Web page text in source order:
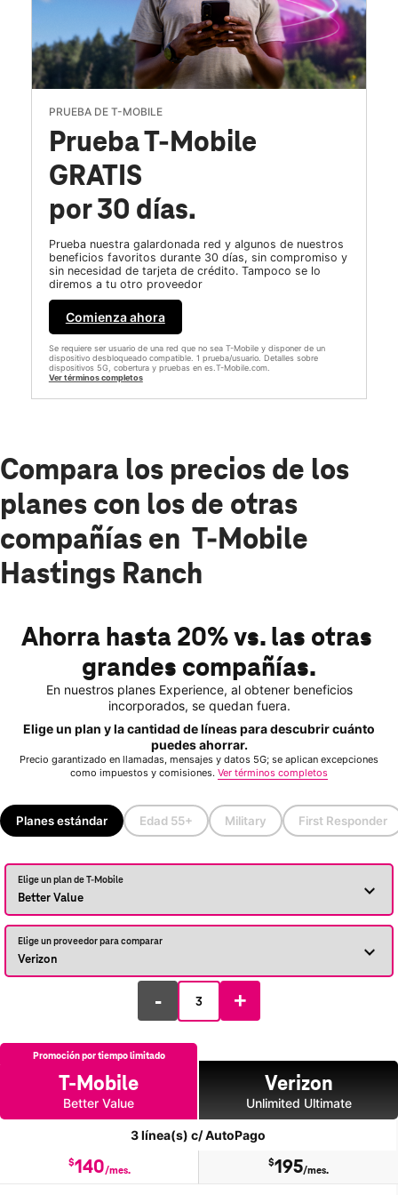
PRUEBA DE T-MOBILE
Prueba T-Mobile
GRATIS
por 30 días.
Prueba nuestra galardonada red y algunos de nuestros
beneficios favoritos durante 30 días, sin compromiso y
sin necesidad de tarjeta de crédito. Tampoco se lo
diremos a tu otro proveedor
Comienza ahora
Se requiere ser usuario de una red que no sea T-Mobile y disponer de un
dispositivo desbloqueado compatible. 1 prueba/usuario. Detalles sobre
dispositivos 5G, cobertura y pruebas en es.T-Mobile.com.
Ver términos completos
Compara los precios de los
planes con los de otras
compañías en T-Mobile
Hastings Ranch